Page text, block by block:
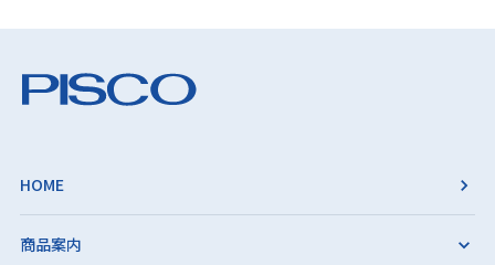
HOME
商品案内